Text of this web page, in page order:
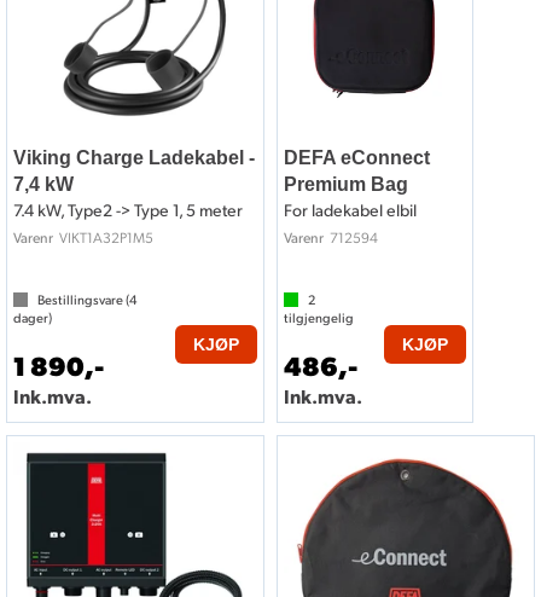
Viking Charge Ladekabel -
7,4 kW
7.4 kW, Type2 -> Type 1, 5 meter
Varenr VIKT1A32P1M5
Bestillingsvare (4
dager)
1 890,-
Ink.mva.
KJØP
DEFA eConnect
Premium Bag
For ladekabel elbil
Varenr 712594
2
tilgjengelig
486,-
Ink.mva.
KJØP